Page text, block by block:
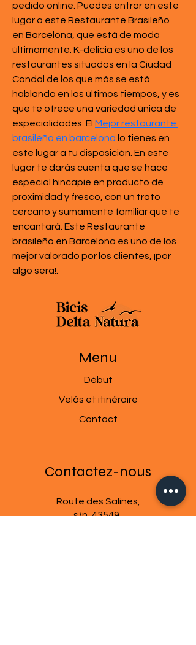
pedido online. Puedes entrar en este
lugar a este Restaurante Brasileño
en Barcelona, que está de moda
últimamente. K-delicia es uno de los
restaurantes situados en la Ciudad
Condal de los que más se está
hablando en los últimos tiempos, y es
que te ofrece una variedad única de
especialidades. El Mejor restaurante
brasileño en barcelona lo tienes en
este lugar a tu disposición. En este
lugar te darás cuenta que se hace
especial hincapie en producto de
proximidad y fresco, con un trato
cercano y sumamente familiar que te
encantará. Este Restaurante
brasileño en Barcelona es uno de los
mejor valorado por los clientes, ¡por
algo será!.
Menu
​Début
Velós et itinéraire
Contact
Contactez-nous
Route des Salines,
s/n, 43549